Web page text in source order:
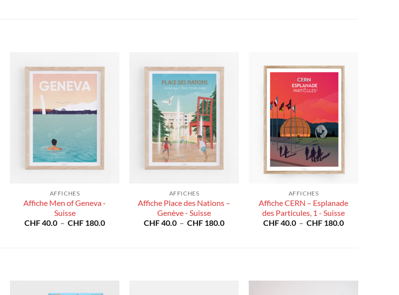
AFFICHES
Affiche Men of Geneva -
Suisse
CHF40.0 – CHF 180.0Plage
AFFICHES
Affiche Place des Nations –
Genève - Suisse
CHF40.0 – CHF 180.0Plage
AFFICHES
Affiche CERN – Esplanade
des Particules, 1 - Suisse
CHF40.0 – CHF 180.0Plage